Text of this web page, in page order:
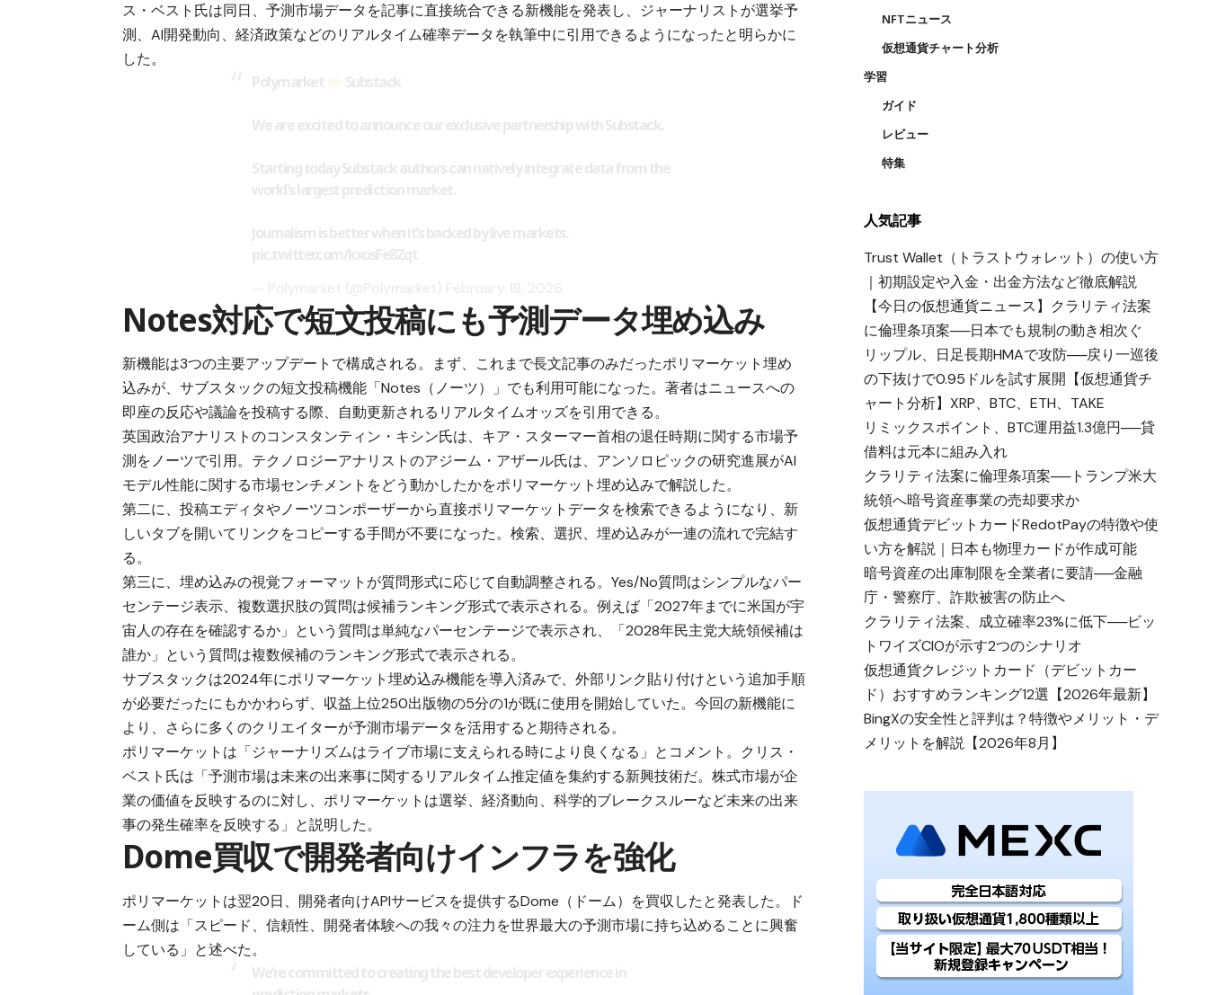
ス・ベスト氏は同日、予測市場データを記事に直接統合できる新機能を発表し、ジャーナリストが選挙予
測、AI開発動向、経済政策などのリアルタイム確率データを執筆中に引用できるようになったと明らかに
した。
Notes対応で短文投稿にも予測データ埋め込み
新機能は3つの主要アップデートで構成される。まず、これまで長文記事のみだったポリマーケット埋め
込みが、サブスタックの短文投稿機能「Notes（ノーツ）」でも利用可能になった。著者はニュースへの
即座の反応や議論を投稿する際、自動更新されるリアルタイムオッズを引用できる。
英国政治アナリストのコンスタンティン・キシン氏は、キア・スターマー首相の退任時期に関する市場予
測をノーツで引用。テクノロジーアナリストのアジーム・アザール氏は、アンソロピックの研究進展がAI
モデル性能に関する市場センチメントをどう動かしたかをポリマーケット埋め込みで解説した。
第二に、投稿エディタやノーツコンポーザーから直接ポリマーケットデータを検索できるようになり、新
しいタブを開いてリンクをコピーする手間が不要になった。検索、選択、埋め込みが一連の流れで完結す
る。
第三に、埋め込みの視覚フォーマットが質問形式に応じて自動調整される。Yes/No質問はシンプルなパー
センテージ表示、複数選択肢の質問は候補ランキング形式で表示される。例えば「2027年までに米国が宇
宙人の存在を確認するか」という質問は単純なパーセンテージで表示され、「2028年民主党大統領候補は
誰か」という質問は複数候補のランキング形式で表示される。
サブスタックは2024年にポリマーケット埋め込み機能を導入済みで、外部リンク貼り付けという追加手順
が必要だったにもかかわらず、収益上位250出版物の5分の1が既に使用を開始していた。今回の新機能に
より、さらに多くのクリエイターが予測市場データを活用すると期待される。
ポリマーケットは「ジャーナリズムはライブ市場に支えられる時により良くなる」とコメント。クリス・
ベスト氏は「予測市場は未来の出来事に関するリアルタイム推定値を集約する新興技術だ。株式市場が企
業の価値を反映するのに対し、ポリマーケットは選挙、経済動向、科学的ブレークスルーなど未来の出来
事の発生確率を反映する」と説明した。
Dome買収で開発者向けインフラを強化
ポリマーケットは翌20日、開発者向けAPIサービスを提供するDome（ドーム）を買収したと発表した。ド
ーム側は「スピード、信頼性、開発者体験への我々の注力を世界最大の予測市場に持ち込めることに興奮
している」と述べた。
NFTニュース
仮想通貨チャート分析
学習
ガイド
レビュー
特集
人気記事
Trust Wallet（トラストウォレット）の使い方
｜初期設定や入金・出金方法など徹底解説
【今日の仮想通貨ニュース】クラリティ法案
に倫理条項案──日本でも規制の動き相次ぐ
リップル、日足長期HMAで攻防──戻り一巡後
の下抜けで0.95ドルを試す展開【仮想通貨チ
ャート分析】XRP、BTC、ETH、TAKE
リミックスポイント、BTC運用益1.3億円──貸
借料は元本に組み入れ
クラリティ法案に倫理条項案──トランプ米大
統領へ暗号資産事業の売却要求か
仮想通貨デビットカードRedotPayの特徴や使
い方を解説｜日本も物理カードが作成可能
暗号資産の出庫制限を全業者に要請──金融
庁・警察庁、詐欺被害の防止へ
クラリティ法案、成立確率23%に低下──ビッ
トワイズCIOが示す2つのシナリオ
仮想通貨クレジットカード（デビットカー
ド）おすすめランキング12選【2026年最新】
BingXの安全性と評判は？特徴やメリット・デ
メリットを解説【2026年8月】